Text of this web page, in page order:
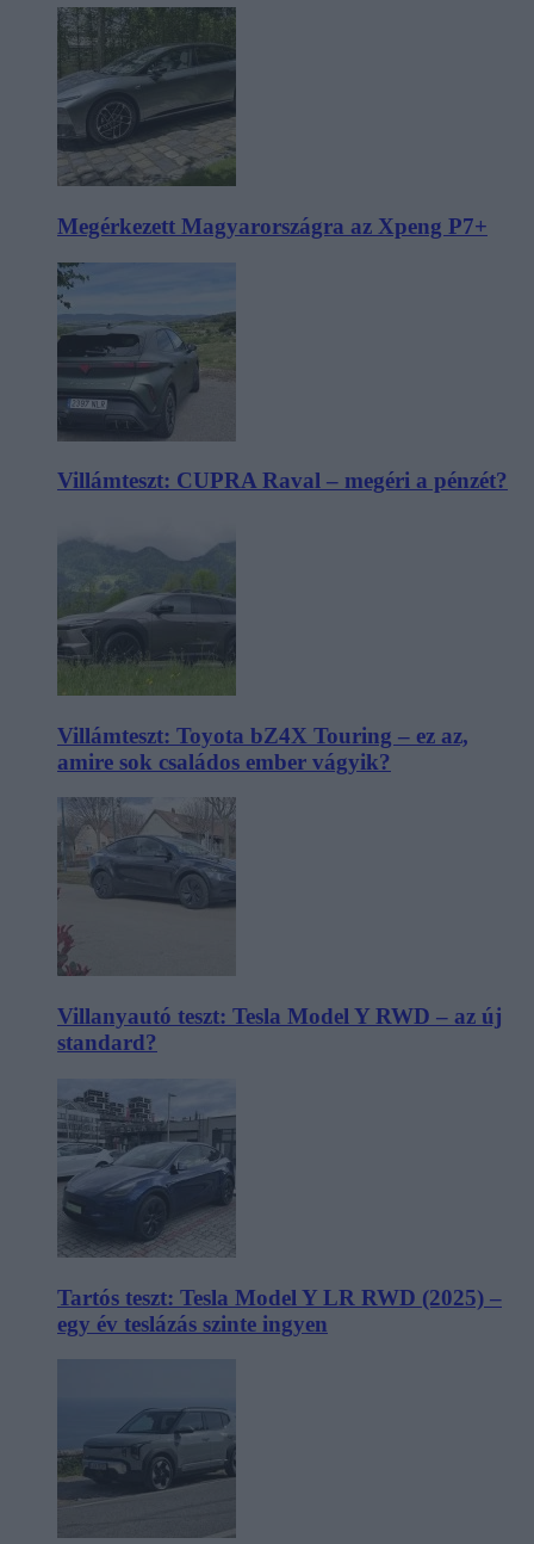
Megérkezett Magyarországra az Xpeng P7+
Villámteszt: CUPRA Raval – megéri a pénzét?
Villámteszt: Toyota bZ4X Touring – ez az,
amire sok családos ember vágyik?
Villanyautó teszt: Tesla Model Y RWD – az új
standard?
Tartós teszt: Tesla Model Y LR RWD (2025) –
egy év teslázás szinte ingyen